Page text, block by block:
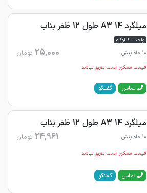
میلگرد 14 A3 طول 12 ظفر بناب
واحد : کیلوگرم
10 ماه پیش
25,000 تومان
قیمت ممکن است به‌روز نباشد
تماس گفتگو
میلگرد 14 A3 طول 12 ظفر بناب
10 ماه پیش 24,961 تومان
قیمت ممکن است به‌روز نباشد
تماس گفتگو